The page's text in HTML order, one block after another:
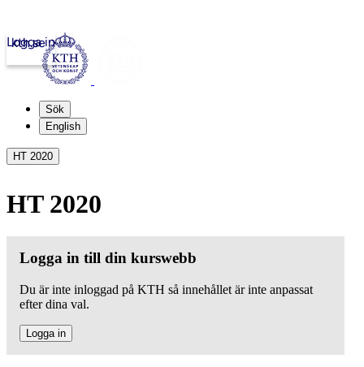
kth.se
Logga in
Sök
English
HT 2020
HT 2020
Logga in till din kurswebb
Du är inte inloggad på KTH så innehållet är inte anpassat
efter dina val.
Logga in